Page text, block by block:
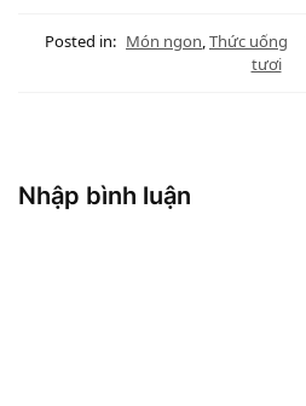
Posted in: Món ngon,Thức uống
tươi
Nhập bình luận